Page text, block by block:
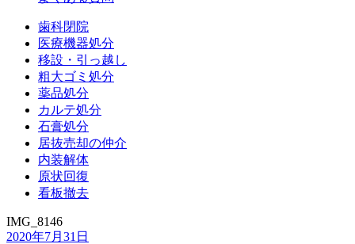
歯科閉院
医療機器処分
移設・引っ越し
粗大ゴミ処分
薬品処分
カルテ処分
石膏処分
居抜売却の仲介
内装解体
原状回復
看板撤去
IMG_8146
2020年7月31日